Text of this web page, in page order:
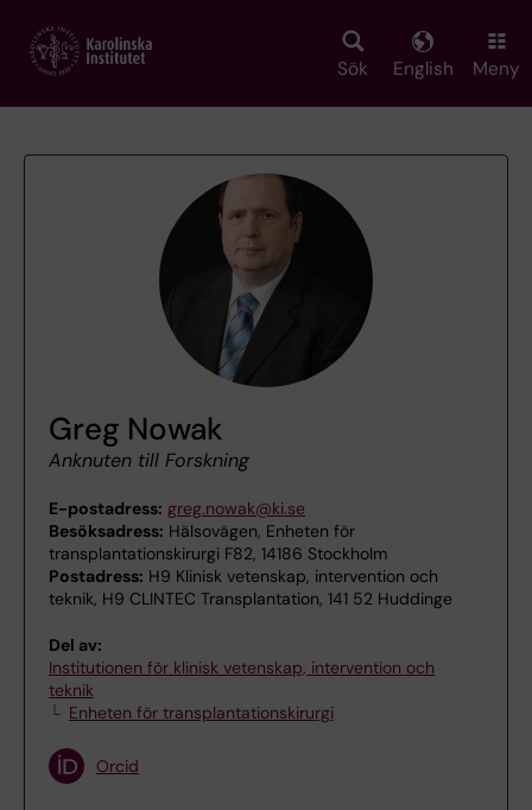
main
Sök English Meny
Greg Nowak
Anknuten till Forskning
E-postadress: greg.nowak@ki.se
Besöksadress: Hälsovägen, Enheten för
transplantationskirurgi F82, 14186 Stockholm
Postadress: H9 Klinisk vetenskap, intervention och
teknik, H9 CLINTEC Transplantation, 141 52 Huddinge
Del av:
Institutionen för klinisk vetenskap, intervention och
teknik
Enheten för transplantationskirurgi
Orcid